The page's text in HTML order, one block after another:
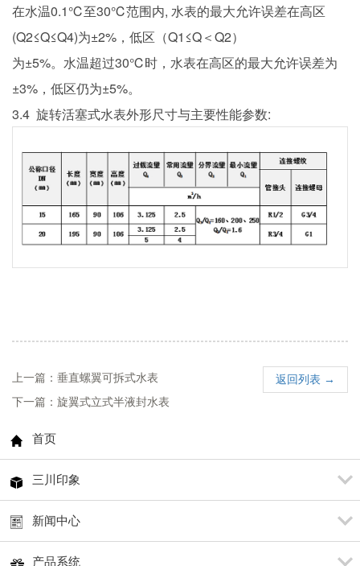
在水温0.1℃至30℃范围内, 水表的最大允许误差在高区
(Q2≤Q≤Q4)为±2%，低区（Q1≤Q＜Q2）
为±5%。水温超过30℃时，水表在高区的最大允许误差为
±3%，低区仍为±5%。
3.4 旋转活塞式水表外形尺寸与主要性能参数:
上一篇：垂直螺翼可拆式水表
下一篇：旋翼式立式半液封水表
返回列表 →
首页
三川印象
新闻中心
产品系统